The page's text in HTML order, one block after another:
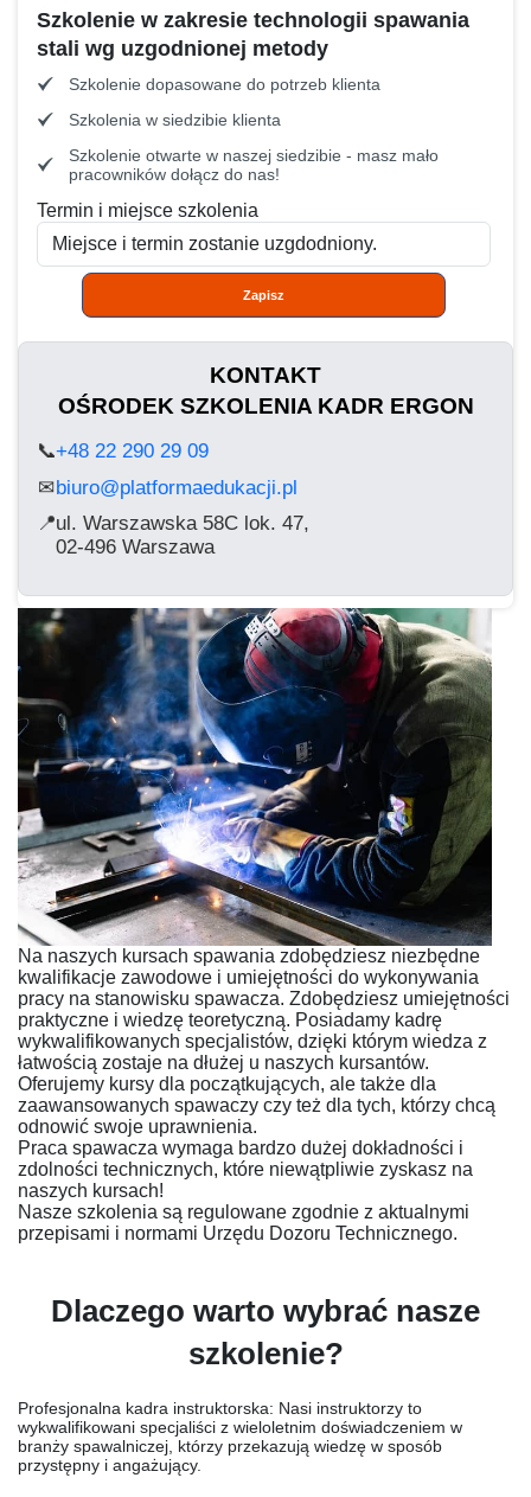
Szkolenie w zakresie technologii spawania
stali wg uzgodnionej metody
Szkolenie dopasowane do potrzeb klienta
Szkolenia w siedzibie klienta
Szkolenie otwarte w naszej siedzibie - masz mało
pracowników dołącz do nas!
Termin i miejsce szkolenia
Zapisz
KONTAKT
OŚRODEK SZKOLENIA KADR ERGON
📞+48 22 290 29 09
✉biuro@platformaedukacji.pl
📍ul. Warszawska 58C lok. 47,
02-496 Warszawa
Na naszych kursach spawania zdobędziesz niezbędne
kwalifikacje zawodowe i umiejętności do wykonywania
pracy na stanowisku spawacza. Zdobędziesz umiejętności
praktyczne i wiedzę teoretyczną. Posiadamy kadrę
wykwalifikowanych specjalistów, dzięki którym wiedza z
łatwością zostaje na dłużej u naszych kursantów.
Oferujemy kursy dla początkujących, ale także dla
zaawansowanych spawaczy czy też dla tych, którzy chcą
odnowić swoje uprawnienia.
Praca spawacza wymaga bardzo dużej dokładności i
zdolności technicznych, które niewątpliwie zyskasz na
naszych kursach!
Nasze szkolenia są regulowane zgodnie z aktualnymi
przepisami i normami Urzędu Dozoru Technicznego.
Dlaczego warto wybrać nasze
szkolenie?
Profesjonalna kadra instruktorska: Nasi instruktorzy to
wykwalifikowani specjaliści z wieloletnim doświadczeniem w
branży spawalniczej, którzy przekazują wiedzę w sposób
przystępny i angażujący.